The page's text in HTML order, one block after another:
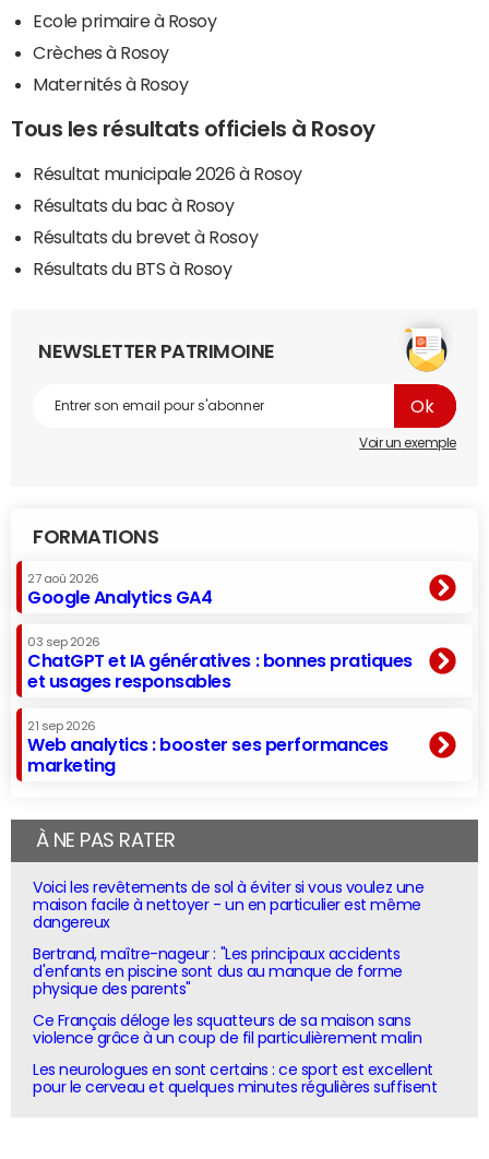
Ecole primaire à Rosoy
Crèches à Rosoy
Maternités à Rosoy
Tous les résultats officiels à Rosoy
Résultat municipale 2026 à Rosoy
Résultats du bac à Rosoy
Résultats du brevet à Rosoy
Résultats du BTS à Rosoy
NEWSLETTER PATRIMOINE
Voir un exemple
FORMATIONS
27 aoû 2026
Google Analytics GA4
03 sep 2026
ChatGPT et IA génératives : bonnes pratiques
et usages responsables
21 sep 2026
Web analytics : booster ses performances
marketing
À NE PAS RATER
Voici les revêtements de sol à éviter si vous voulez une
maison facile à nettoyer - un en particulier est même
dangereux
Bertrand, maître-nageur : "Les principaux accidents
d'enfants en piscine sont dus au manque de forme
physique des parents"
Ce Français déloge les squatteurs de sa maison sans
violence grâce à un coup de fil particulièrement malin
Les neurologues en sont certains : ce sport est excellent
pour le cerveau et quelques minutes régulières suffisent